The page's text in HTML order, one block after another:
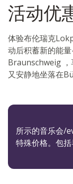
活动优
体验布伦瑞克
动后积蓄新的能
Braunschweig ，
又安静地坐落在
所示的音乐会/
特殊价格。包括